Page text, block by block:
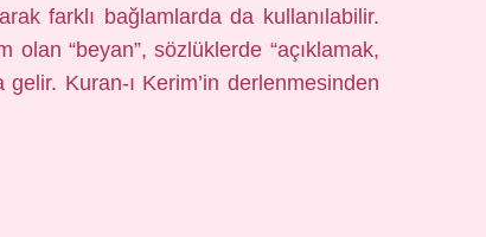
farklı bağlamlarda da kullanılabilir.
“beyan”, sözlüklerde “açıklamak,
gelir. Kuran-ı Kerim’in derlenmesinden